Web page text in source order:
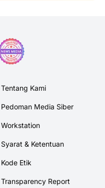
Tentang Kami
Pedoman Media Siber
Workstation
Syarat & Ketentuan
Kode Etik
Transparency Report